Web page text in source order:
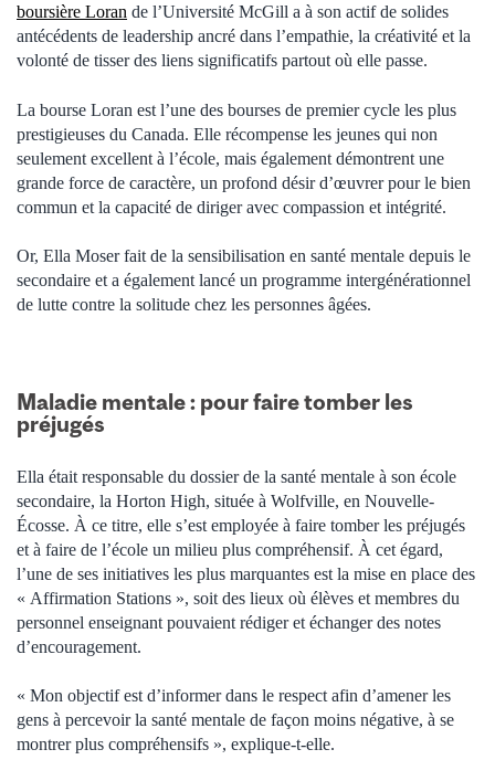
boursière Loran de l’Université McGill a à son actif de solides
antécédents de leadership ancré dans l’empathie, la créativité et la
volonté de tisser des liens significatifs partout où elle passe.
La bourse Loran est l’une des bourses de premier cycle les plus
prestigieuses du Canada. Elle récompense les jeunes qui non
seulement excellent à l’école, mais également démontrent une
grande force de caractère, un profond désir d’œuvrer pour le bien
commun et la capacité de diriger avec compassion et intégrité.
Or, Ella Moser fait de la sensibilisation en santé mentale depuis le
secondaire et a également lancé un programme intergénérationnel
de lutte contre la solitude chez les personnes âgées.
Maladie mentale : pour faire tomber les
préjugés
Ella était responsable du dossier de la santé mentale à son école
secondaire, la Horton High, située à Wolfville, en Nouvelle-
Écosse. À ce titre, elle s’est employée à faire tomber les préjugés
et à faire de l’école un milieu plus compréhensif. À cet égard,
l’une de ses initiatives les plus marquantes est la mise en place des
« Affirmation Stations », soit des lieux où élèves et membres du
personnel enseignant pouvaient rédiger et échanger des notes
d’encouragement.
« Mon objectif est d’informer dans le respect afin d’amener les
gens à percevoir la santé mentale de façon moins négative, à se
montrer plus compréhensifs », explique-t-elle.